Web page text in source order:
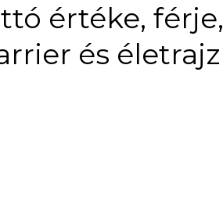
értéke, férje,
és életrajz